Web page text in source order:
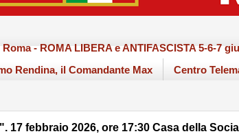
- ROMA LIBERA e ANTIFASCISTA 5-6-7
Rendina, il Comandante Max Centro
17 febbraio 2026, ore 17:30 Casa della